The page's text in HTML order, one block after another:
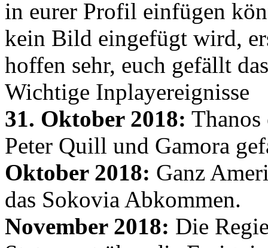
in eurer Profil einfügen
kein Bild eingefügt wird,
hoffen sehr, euch gefällt
Wichtige Inplayereignisse
31. Oktober 2018:
Peter Quill und Gamora
Oktober 2018: Ganz
das Sokovia Abkommen.
November 2018: Die